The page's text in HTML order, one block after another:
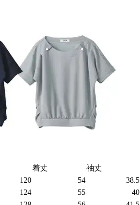
着丈
袖丈
120 54
38.5
124 55
40